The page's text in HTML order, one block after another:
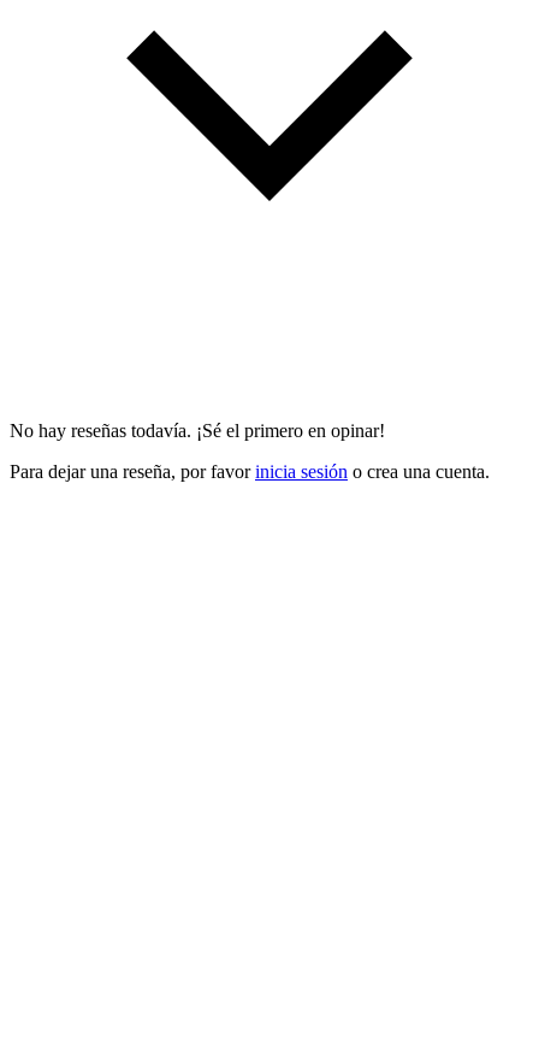
No hay reseñas todavía. ¡Sé el primero en opinar!
Para dejar una reseña, por favorinicia sesión o crea una cuenta.